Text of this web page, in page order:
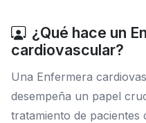
¿Qué hace un
cardiovascular?
Una Enfermera
desempeña un papel
tratamiento de pacientes